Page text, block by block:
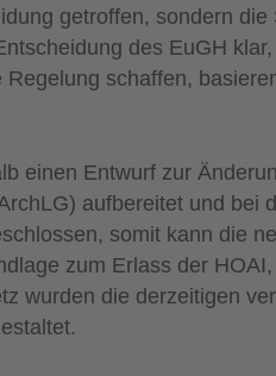
getroffen, sondern die
des EuGH
schaffen,
einen Entwurf zur
aufbereitet und bei
somit kann die
zum Erlass der
wurden die derzeitigen